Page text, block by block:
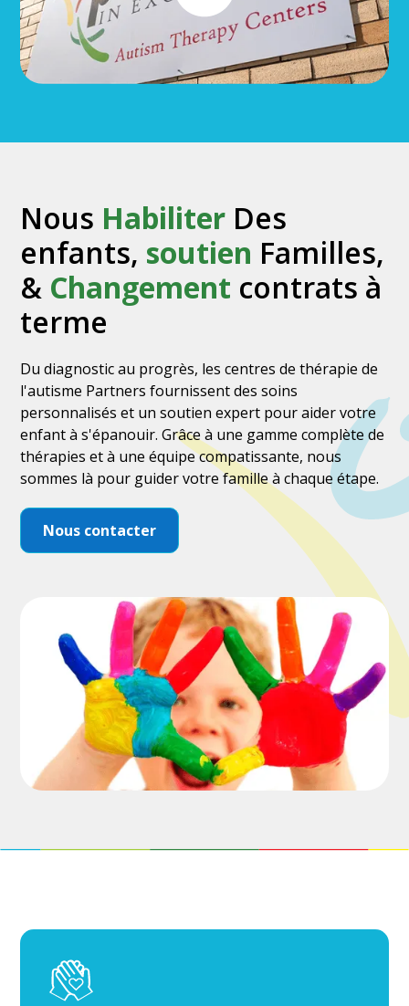
Nous Habiliter Des
enfants, soutien Familles,
& Changement contrats à
terme
Du diagnostic au progrès, les centres de thérapie de
l'autisme Partners fournissent des soins
personnalisés et un soutien expert pour aider votre
enfant à s'épanouir. Grâce à une gamme complète de
thérapies et à une équipe compatissante, nous
sommes là pour guider votre famille à chaque étape.
Nous contacter